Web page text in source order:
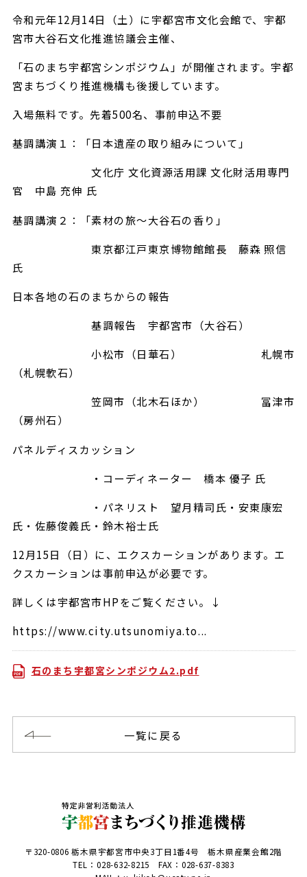
令和元年12月14日（土）に宇都宮市文化会館で、宇都
宮市大谷石文化推進協議会主催、
「石のまち宇都宮シンポジウム」が開催されます。宇都
宮まちづくり推進機構も後援しています。
入場無料です。先着500名、事前申込不要
基調講演１：「日本遺産の取り組みについて」
文化庁 文化資源活用課 文化財活用専門
官 中島 充伸 氏
基調講演２：「素材の旅～大谷石の香り」
東京都江戸東京博物館館長 藤森 照信
氏
日本各地の石のまちからの報告
基調報告 宇都宮市（大谷石）
小松市（日華石） 札幌市
（札幌軟石）
笠岡市（北木石ほか） 冨津市
（房州石）
パネルディスカッション
・コーディネーター 橋本 優子 氏
・パネリスト 望月精司氏・安東康宏
氏・佐藤俊義氏・鈴木裕士氏
12月15日（日）に、エクスカーションがあります。エ
クスカーションは事前申込が必要です。
詳しくは宇都宮市HPをご覧ください。↓
https://www.city.utsunomiya.to...
石のまち宇都宮シンポジウム2.pdf
一覧に戻る
〒320-0806 栃木県宇都宮市中央3丁目1番4号 栃木県産業会館2階
TEL：028-632-8215 FAX：028-637-8383